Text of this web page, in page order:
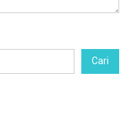
Cari